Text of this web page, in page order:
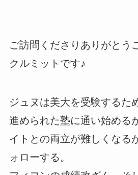
ご訪問くださりありがとう
クルミットです♪
ジュヌは美大を受験するた
進められた塾に通い始める
イトとの両立が難しくなる
ォローする。